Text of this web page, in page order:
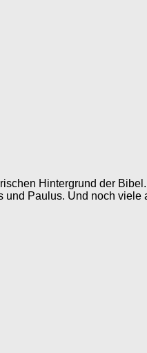
Hintergrund der
Paulus. Und noch